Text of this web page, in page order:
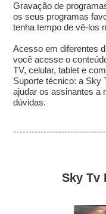
Gravação de
os seus programas
tenha tempo de vê-los
Acesso em diferentes
você acesse o
TV, celular, tablet e
Suporte técnico: a Sky
ajudar os assinantes a
dúvidas.
Sky Tv